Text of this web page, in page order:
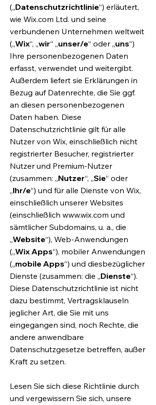
(„Datenschutzrichtlinie“) erläutert,
wie Wix.com Ltd. und seine
verbundenen Unternehmen weltweit
(„Wix“, „wir“ „unser/e“ oder „uns“)
Ihre personenbezogenen Daten
erfasst, verwendet und weitergibt.
Außerdem liefert sie Erklärungen in
Bezug auf Datenrechte, die Sie ggf.
an diesen personenbezogenen
Daten haben. Diese
Datenschutzrichtlinie gilt für alle
Nutzer von Wix, einschließlich nicht
registrierter Besucher, registrierter
Nutzer und Premium-Nutzer
(zusammen: „Nutzer“, „Sie“ oder
„Ihr/e“) und für alle Dienste von Wix,
einschließlich unserer Websites
(einschließlich www.wix.com und
sämtlicher Subdomains, u. a., die
„Website“), Web-Anwendungen
(„Wix Apps“), mobiler Anwendungen
(„mobile Apps“) und diesbezüglicher
Dienste (zusammen: die „Dienste“).
Diese Datenschutzrichtlinie ist nicht
dazu bestimmt, Vertragsklauseln
jeglicher Art, die Sie mit uns
eingegangen sind, noch Rechte, die
andere anwendbare
Datenschutzgesetze betreffen, außer
Kraft zu setzen.
Lesen Sie sich diese Richtlinie durch
und vergewissern Sie sich, unsere